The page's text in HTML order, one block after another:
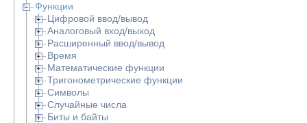
Функции
Цифровой ввод/вывод
Аналоговый вход/выход
Расширенный ввод/вывод
Время
Математические функции
Тригонометрические функции
Символы
Случайные числа
Биты и байты